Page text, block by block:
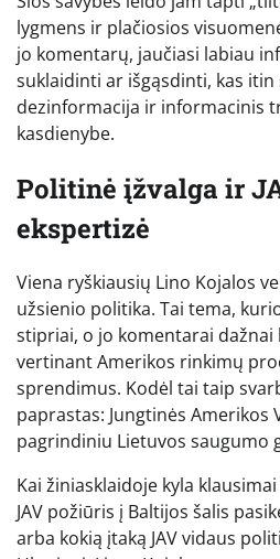
lygmens ir plačiosios
jo komentarų, jaučiasi labiau
suklaidinti ar išgąsdinti, kas itin
dezinformacija ir informacinis
kasdienybe.
Politinė įžvalga ir
ekspertizė
Viena ryškiausių Lino Kojalos
užsienio politika. Tai tema,
stipriai, o jo komentarai dažnai
vertinant Amerikos rinkimų
sprendimus. Kodėl tai taip
paprastas: Jungtinės Amerikos
pagrindiniu Lietuvos saugumo
Kai žiniasklaidoje kyla
JAV požiūris į Baltijos šalis
arba kokią įtaką JAV vidaus